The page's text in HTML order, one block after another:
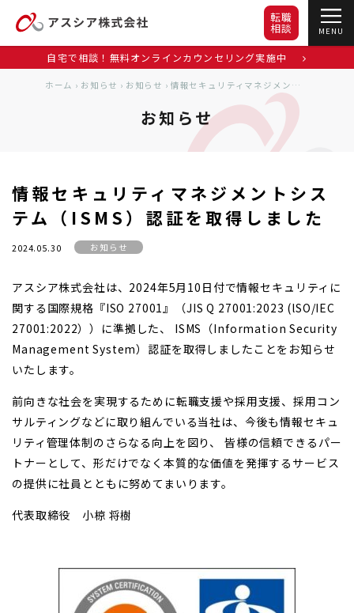
MENU
転職
相談
自宅で相談！無料オンラインカウンセリング実施中
ホーム › お知らせ › お知らせ › 情報セキュリティマネジメントシステム（ISMS）認証を取得しました
お知らせ
情報セキュリティマネジメントシス
テム（ISMS）認証を取得しました
2024.05.30 お知らせ
アスシア株式会社は、2024年5月10日付で情報セキュリティに
関する国際規格『ISO 27001』（JIS Q 27001:2023 (lSO/IEC
27001:2022））に準拠した、 ISMS（Information Security
Management System）認証を取得しましたことをお知らせ
いたします。
前向きな社会を実現するために転職支援や採用支援、採用コン
サルティングなどに取り組んでいる当社は、今後も情報セキュ
リティ管理体制のさらなる向上を図り、 皆様の信頼できるパー
トナーとして、形だけでなく本質的な価値を発揮するサービス
の提供に社員とともに努めてまいります。
代表取締役 小椋 将樹